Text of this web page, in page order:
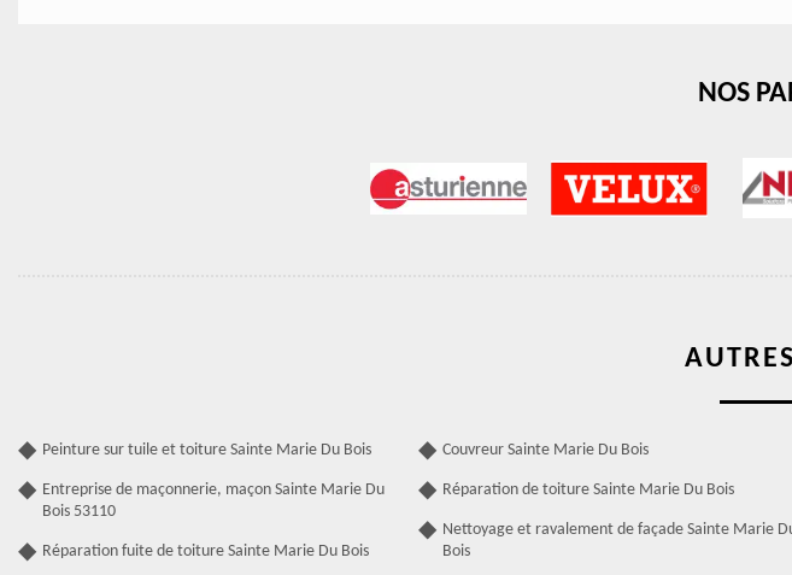
NOS
Peinture sur tuile et toiture Sainte Marie Du Bois
Entreprise de maçonnerie, maçon Sainte Marie Du
Bois 53110
Réparation fuite de toiture Sainte Marie Du Bois
Couvreur Sainte Marie Du Bois
Réparation de toiture Sainte Marie Du Bois
Nettoyage et ravalement de façade Sainte Marie
Bois